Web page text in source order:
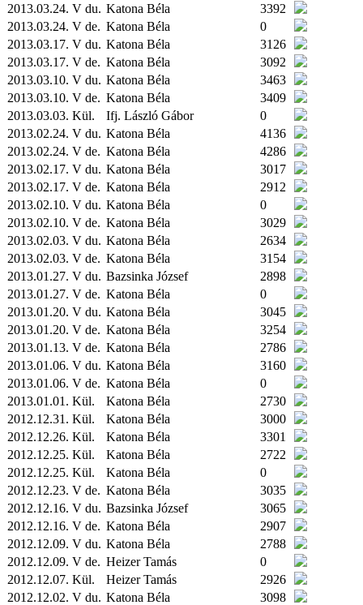
2013.03.24. V du. Katona Béla
3392
2013.03.24. V de. Katona Béla
0
2013.03.17. V du. Katona Béla
3126
2013.03.17. V de. Katona Béla
3092
2013.03.10. V du. Katona Béla
3463
2013.03.10. V de. Katona Béla
3409
2013.03.03. Kül. Ifj. László Gábor
0
2013.02.24. V du. Katona Béla
4136
2013.02.24. V de. Katona Béla
4286
2013.02.17. V du. Katona Béla
3017
2013.02.17. V de. Katona Béla
2912
2013.02.10. V du. Katona Béla
0
2013.02.10. V de. Katona Béla
3029
2013.02.03. V du. Katona Béla
2634
2013.02.03. V de. Katona Béla
3154
2013.01.27. V du. Bazsinka József
2898
2013.01.27. V de. Katona Béla
0
2013.01.20. V du. Katona Béla
3045
2013.01.20. V de. Katona Béla
3254
2013.01.13. V de. Katona Béla
2786
2013.01.06. V du. Katona Béla
3160
2013.01.06. V de. Katona Béla
0
2013.01.01. Kül. Katona Béla
2730
2012.12.31. Kül. Katona Béla
3000
2012.12.26. Kül. Katona Béla
3301
2012.12.25. Kül. Katona Béla
2722
2012.12.25. Kül. Katona Béla
0
2012.12.23. V de. Katona Béla
3035
2012.12.16. V du. Bazsinka József
3065
2012.12.16. V de. Katona Béla
2907
2012.12.09. V du. Katona Béla
2788
2012.12.09. V de. Heizer Tamás
0
2012.12.07. Kül. Heizer Tamás
2926
2012.12.02. V du. Katona Béla
3098